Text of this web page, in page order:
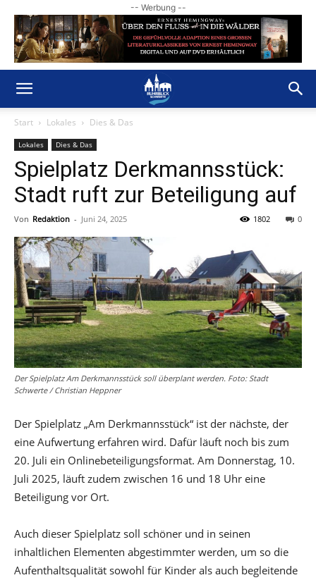
-- Werbung --
Start Lokales Dies & Das
Lokales Dies & Das
Spielplatz Derkmannsstück:
Stadt ruft zur Beteiligung auf
Von Redaktion - Juni 24, 2025 0
1802
Der Spielplatz Am Derkmannsstück soll überplant werden. Foto: Stadt
Schwerte / Christian Heppner
Der Spielplatz „Am Derkmannsstück“ ist der nächste, der
eine Aufwertung erfahren wird. Dafür läuft noch bis zum
20. Juli ein Onlinebeteiligungsformat. Am Donnerstag, 10.
Juli 2025, läuft zudem zwischen 16 und 18 Uhr eine
Beteiligung vor Ort.
Auch dieser Spielplatz soll schöner und in seinen
inhaltlichen Elementen abgestimmter werden, um so die
Aufenthaltsqualität sowohl für Kinder als auch begleitende